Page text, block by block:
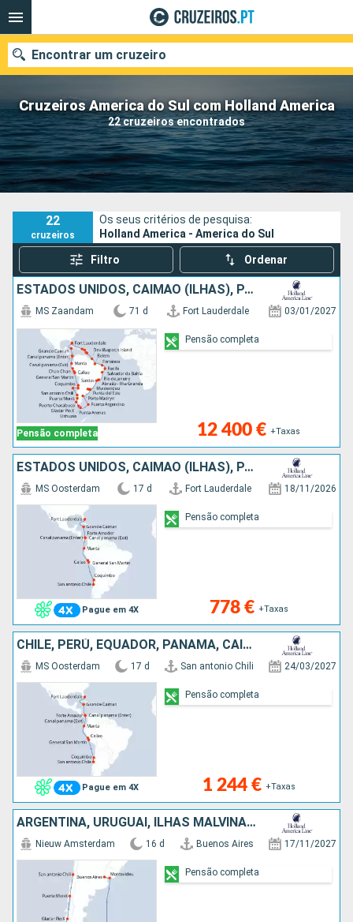
Cruzeiros America do Sul com Holland America
22 cruzeiros encontrados
Encontrar um cruzeiro
Quando ir?
Data de partida
Portos Companhias
Pesquisar
22
cruzeiros
Os seus critérios de pesquisa:
Holland America - America do Sul
Filtro Ordenar
ESTADOS UNIDOS, CAIMÃO (ILHAS), PANAMA, EQUADOR, PERÚ, CHILE, ARGENTINA, ILHAS MALVINAS, URUGUAI, BRASIL, FRANÇA, BARBADOS, SANTA LÚCIA, ANTÍGUA E BARBUDA, PORTO RICO
Pensão completa
MS Zaandam 71 d Fort Lauderdale 03/01/2027
12 400 € +Taxas
Pensão completa
ESTADOS UNIDOS, CAIMÃO (ILHAS), PANAMA, EQUADOR, PERÚ, CHILE
Pague em 4X
MS Oosterdam 17 d Fort Lauderdale 18/11/2026
778 € +Taxas
Pensão completa
CHILE, PERÚ, EQUADOR, PANAMA, CAIMÃO (ILHAS), ESTADOS UNIDOS
Pague em 4X
MS Oosterdam 17 d San antonio Chili 24/03/2027
1 244 € +Taxas
Pensão completa
ARGENTINA, URUGUAI, ILHAS MALVINAS, CHILE
Nieuw Amsterdam 16 d Buenos Aires 17/11/2027
Pensão completa